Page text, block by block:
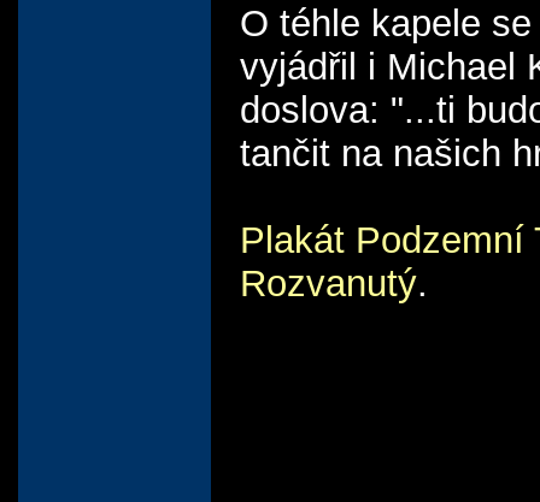
O téhle kapele
vyjádřil i Michael
doslova: "...ti
tančit na našich
Plakát Podzemní
Rozvanutý.